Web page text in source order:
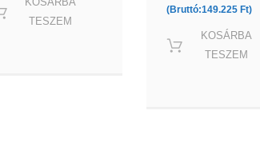
TESZEM
(Bruttó:149.225 Ft)
KOSÁRBA
TESZEM